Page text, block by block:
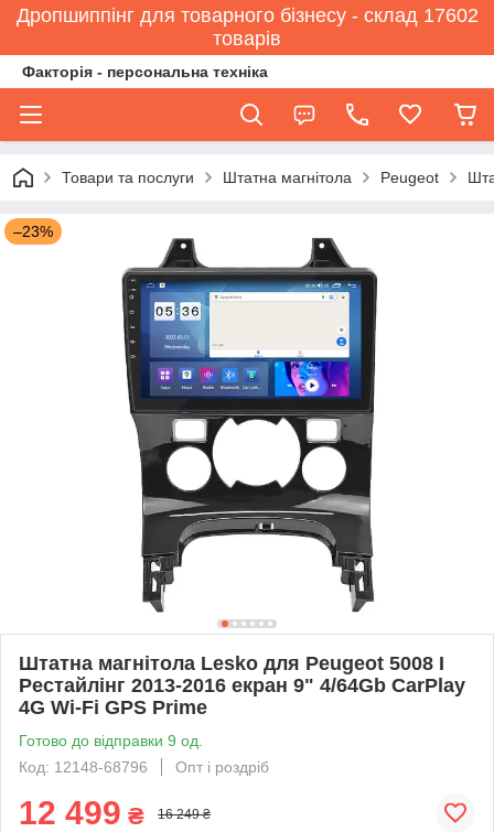
Дропшиппінг для товарного бізнесу - склад 17602
товарів
Факторія - персональна техніка
Товари та послуги Штатна магнітола Peugeot
–23%
Штатна магнітола Lesko для Peugeot 5008 I
Рестайлінг 2013-2016 екран 9" 4/64Gb CarPlay
4G Wi-Fi GPS Prime
Готово до відправки 9 од.
Код: 12148-68796
Опт і роздріб
12 499 ₴ 16 249 ₴